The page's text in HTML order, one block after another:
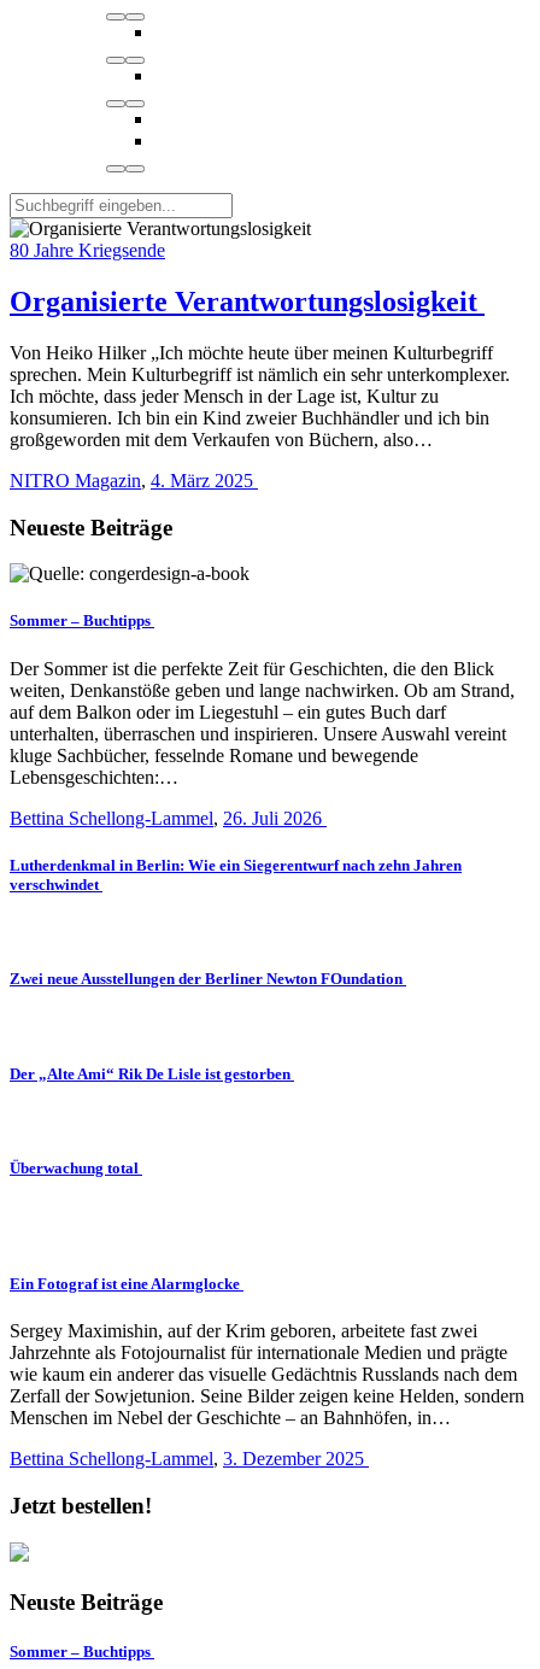
80 Jahre Kriegsende
Organisierte Verantwortungslosigkeit
Von Heiko Hilker „Ich möchte heute über meinen Kulturbegriff
sprechen. Mein Kulturbegriff ist nämlich ein sehr unterkomplexer.
Ich möchte, dass jeder Mensch in der Lage ist, Kultur zu
konsumieren. Ich bin ein Kind zweier Buchhändler und ich bin
großgeworden mit dem Verkaufen von Büchern, also…
NITRO Magazin, 4. März 2025
Neueste Beiträge
Sommer – Buchtipps
Der Sommer ist die perfekte Zeit für Geschichten, die den Blick
weiten, Denkanstöße geben und lange nachwirken. Ob am Strand,
auf dem Balkon oder im Liegestuhl – ein gutes Buch darf
unterhalten, überraschen und inspirieren. Unsere Auswahl vereint
kluge Sachbücher, fesselnde Romane und bewegende
Lebensgeschichten:…
Bettina Schellong-Lammel, 26. Juli 2026
Lutherdenkmal in Berlin: Wie ein Siegerentwurf nach zehn Jahren
verschwindet
Zwei neue Ausstellungen der Berliner Newton FOundation
Der „Alte Ami“ Rik De Lisle ist gestorben
Überwachung total
Ein Fotograf ist eine Alarmglocke
Sergey Maximishin, auf der Krim geboren, arbeitete fast zwei
Jahrzehnte als Fotojournalist für internationale Medien und prägte
wie kaum ein anderer das visuelle Gedächtnis Russlands nach dem
Zerfall der Sowjetunion. Seine Bilder zeigen keine Helden, sondern
Menschen im Nebel der Geschichte – an Bahnhöfen, in…
Bettina Schellong-Lammel, 3. Dezember 2025
Jetzt bestellen!
Neuste Beiträge
Sommer – Buchtipps